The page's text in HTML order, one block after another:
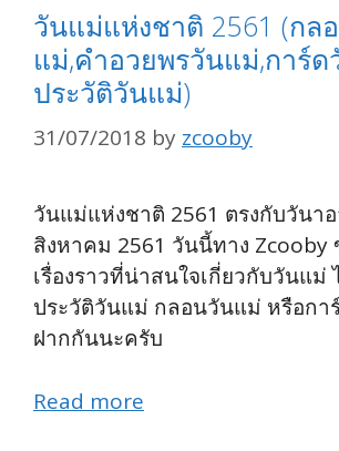
วันแม่แห่งชาติ 2561 (กล
แม่,คำอวยพรวันแม่,การ์
ประวัติวันแม่)
31/07/2018 by zcooby
วันแม่แห่งชาติ 2561 ตรงกับวันา
สิงหาคม 2561 วันนี้ทาง Zcooby
เรื่องราวที่น่าสนใจเกี่ยวกับวันแม่
ประวัติวันแม่ กลอนวันแม่ หรือกา
ฝากกันนะครับ
Read more